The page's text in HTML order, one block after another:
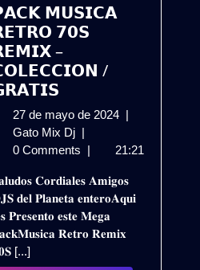
𝗠𝗨𝗦𝗜𝗖𝗔
𝟳𝟬𝗦
–
/
27 de mayo de 2024 27
mayo
2024
|
Gato Mix Dj 𝗣𝗔𝗖𝗞
𝗠𝗨𝗦𝗜𝗖𝗔
𝟳𝟬𝗦
𝗥𝗘𝗠𝗜𝗫
–
𝗖𝗢𝗟𝗘𝗖𝗖𝗜𝗢𝗡
|
0 Comments | 21:21
𝐂𝐨𝐫𝐝𝐢𝐚𝐥𝐞𝐬 𝐀𝐦𝐢𝐠𝐨𝐬
𝐝𝐞𝐥 𝐏𝐥𝐚𝐧𝐞𝐭𝐚 𝐞𝐧𝐭𝐞𝐫𝐨𝐀𝐪𝐮𝐢
𝐏𝐫𝐞𝐬𝐞𝐧𝐭𝐨 𝐞𝐬𝐭𝐞 𝐌𝐞𝐠𝐚
𝐑𝐞𝐭𝐫𝐨 𝐑𝐞𝐦𝐢𝐱
[...]